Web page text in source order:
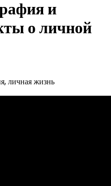
и
о личной